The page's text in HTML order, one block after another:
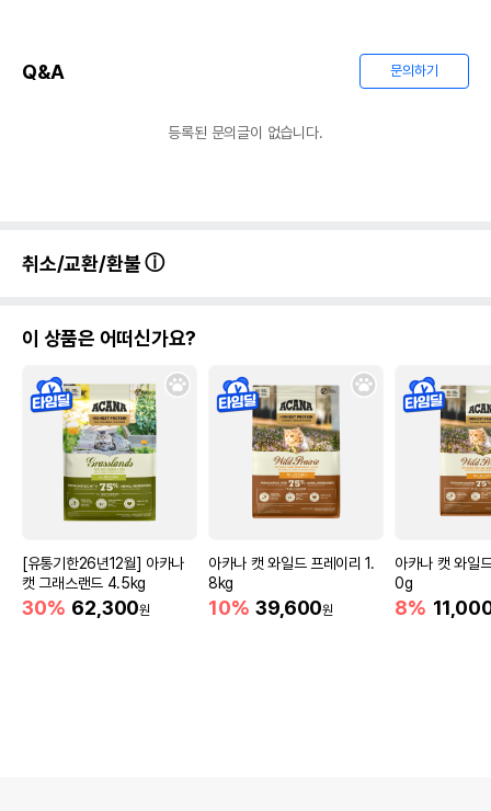
Q&A 문의하기
등록된 문의글이 없습니다.
취소/교환/환불
이 상품은 어떠신가요?
[유통기한26년12월] 아카나
캣 그래스랜드 4.5kg
30% 62,300원
아카나 캣 와일드 프레이리 1.
8kg
10% 39,600원
아카나 캣 와일
0g
8%